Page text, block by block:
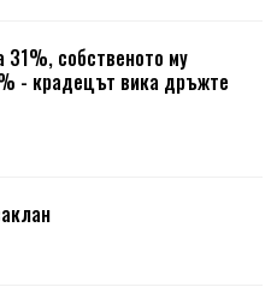
31%, собственото му
- крадецът вика дръжте